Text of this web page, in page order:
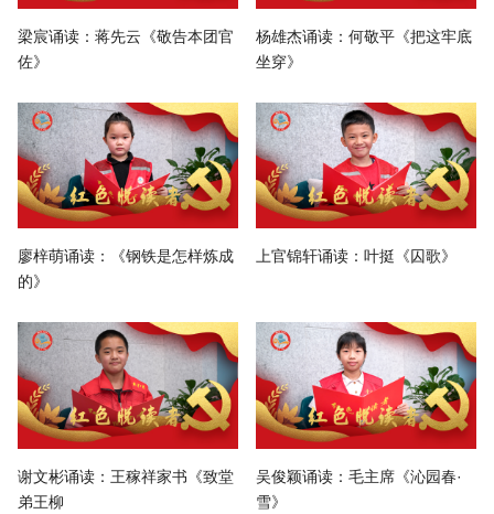
梁宸诵读：蒋先云《敬告本团官
佐》
杨雄杰诵读：何敬平《把这牢底
坐穿》
廖梓萌诵读：《钢铁是怎样炼成
的》
上官锦轩诵读：叶挺《囚歌》
谢文彬诵读：王稼祥家书《致堂
弟王柳
吴俊颖诵读：毛主席《沁园春·
雪》